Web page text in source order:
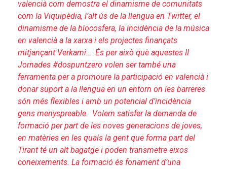
valencià com demostra el dinamisme de comunitats
com la Viquipèdia, l’alt ús de la llengua en Twitter, el
dinamisme de la blocosfera, la incidència de la música
en valencià a la xarxa i els projectes finançats
mitjançant Verkami… És per això què aquestes II
Jornades #dospuntzero volen ser també una
ferramenta per a promoure la participació en valencià i
donar suport a la llengua en un entorn on les barreres
són més flexibles i amb un potencial d’incidència
gens menyspreable. Volem satisfer la demanda de
formació per part de les noves generacions de joves,
en matèries en les quals la gent que forma part del
Tirant té un alt bagatge i poden transmetre eixos
coneixements. La formació és fonament d’una